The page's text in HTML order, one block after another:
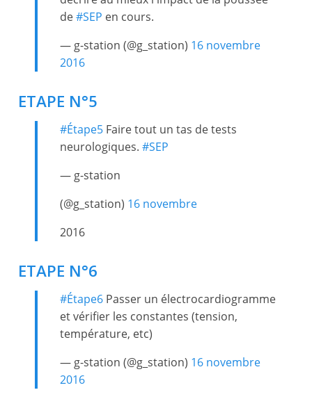
de#SEP en cours.
— g-station (@g_station) 16 novembre
2016
ETAPE N°5
#Étape5 Faire tout un tas de tests
neurologiques. #SEP
— g-station
(@g_station) 16 novembre
2016
ETAPE N°6
#Étape6 Passer un électrocardiogramme
et vérifier les constantes (tension,
température, etc)
— g-station (@g_station) 16 novembre
2016